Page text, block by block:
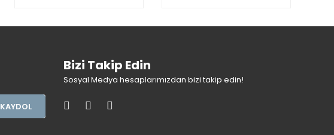
KAYDOL
Bizi Takip Edin
Sosyal Medya hesaplarımızdan bizi takip edin!